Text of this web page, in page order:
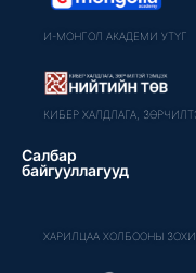
И-МОНГОЛ АКАДЕМИ УТҮГ
КИБЕР ХАЛДЛАГА,
Салбар
байгууллагууд
ХАРИЛЦАА ХОЛБООНЫ